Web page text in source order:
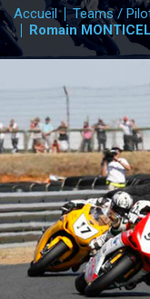
PRESSE
PRESSE
accéder
Accueil
Teams /
Romain